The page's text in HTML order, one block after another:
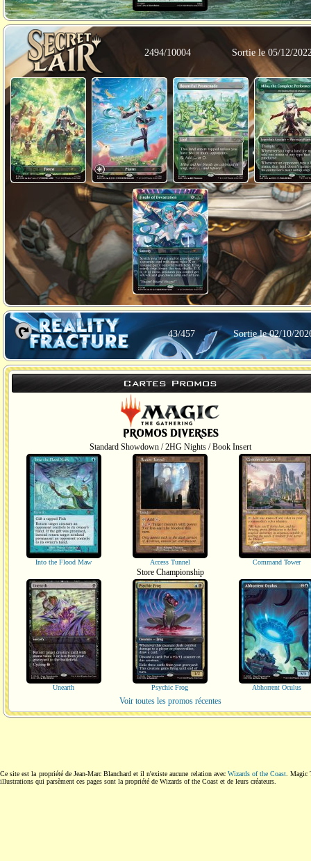
2494/10004 Sortie le 05/12/
43/457 Sortie le 02/10/
Cartes Promos
Standard Showdown / 2HG Nights / Book Insert
Into the Flood Maw Access Tunnel Command Tower
Store Championship
Unearth Psychic Frog Abhorrent Oculus
Voir toutes les promos récentes
Ce site est la propriété de Jean-Marc Blanchard et il n'existe aucune relation avec Wizards of the Coast .
illustrations qui parsèment ces pages sont la propriété de Wizards of the Coast et de leurs créateurs.